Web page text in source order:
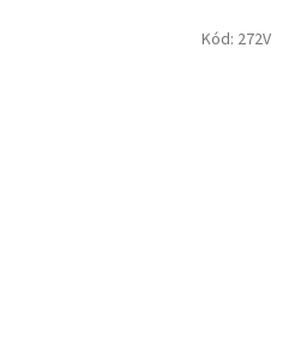
Kód: 272V